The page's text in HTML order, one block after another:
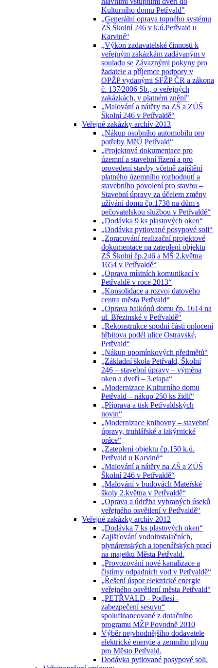
Kulturního domu Petřvald"
„Generální oprava topného systému
ZŠ Školní 246 v k.ú.Petřvald u
Karviné“
„Výkon zadavatelské činnosti k
veřejným zakázkám zadávaným v
souladu se Závaznými pokyny pro
žadatele a příjemce podpory v
OPŽP vydanými SFŽP ČR a zákona
č. 137⁄2006 Sb., o veřejných
zakázkách, v platném znění"
„Malování a nátěry na ZŠ a ZÚŠ
Školní 246 v Petřvaldě“
Veřejné zakázky archív 2013
„Nákup osobního automobilu pro
potřeby MěÚ Petřvald“
„Projektová dokumentace pro
územní a stavební řízení a pro
provedení stavby včetně zajištění
platného územního rozhodnutí a
stavebního povolení pro stavbu –
Stavební úpravy za účelem změny
užívání domu čp.1738 na dům s
pečovatelskou službou v Petřvaldě“
„Dodávka 9 ks plastových oken“
„Dodávka pytlované posypové soli“
„Zpracování realizační projektové
dokumentace na zateplení objektu
ZŠ Školní čp.246 a MŠ 2.května
1654 v Petřvaldě“
„Oprava místních komunikací v
Petřvaldě v roce 2013“
„Konsolidace a rozvoj datového
centra města Petřvald“
„Oprava balkónů domu čp. 1614 na
ul. Březinské v Petřvaldě“
„Rekonstrukce spodní části oplocení
hřbitova podél ulice Ostravské,
Petřvald“
„Nákup upomínkových předmětů“
„Základní škola Petřvald, Školní
246 – stavební úpravy – výměna
oken a dveří – 3.etapa“
„Modernizace Kulturního domu
Petřvald – nákup 250 ks židlí“
„Příprava a tisk Petřvaldských
novin“
„Modernizace knihovny – stavební
úpravy, truhlářské a lakýrnické
práce“
„Zateplení objektu čp.150 k.ú.
Petřvald u Karviné“
„Malování a nátěry na ZŠ a ZÚŠ
Školní 246 v Petřvaldě“
„Malování v budovách Mateřské
školy 2.května v Petřvaldě“
„Oprava a údržba vybraných úseků
veřejného osvětlení v Petřvaldě“
Veřejné zakázky archív 2012
„Dodávka 7 ks plastových oken“
Zajišťování vodoinstalačních,
plynárenských a topenářských prací
na majetku Města Petřvald.
„Provozování nové kanalizace a
čistírny odpadních vod v Petřvaldě“
„Řešení úspor elektrické energie
veřejného osvětlení města Petřvald“
„PETŘVALD - Podlesí -
zabezpečení sesuvu“
spolufinancované z dotačního
programu MŽP Povodně 2010
Výběr nejvhodnějšího dodavatele
elektrické energie a zemního plynu
pro Město Petřvald.
Dodávka pytlované posypové soli.